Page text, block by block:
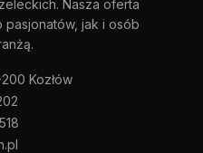
Nasza oferta
jak i osób
Kozłów